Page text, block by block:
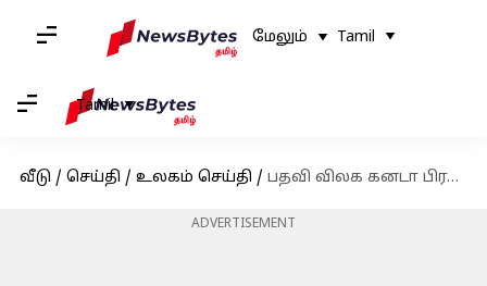
மேலும் Tamil
Tamil
வீடு / செய்தி / உலகம் செய்தி / பதவி விலக கனடா பிரதமருக்கு வழங்கப்பட்ட காலக்கெடு முடிவடைந்தது; அரசாங்கத்தை கவிழ்க்க ஒன்றினையும் எதிர்க்கட்சிகள்
ADVERTISEMENT